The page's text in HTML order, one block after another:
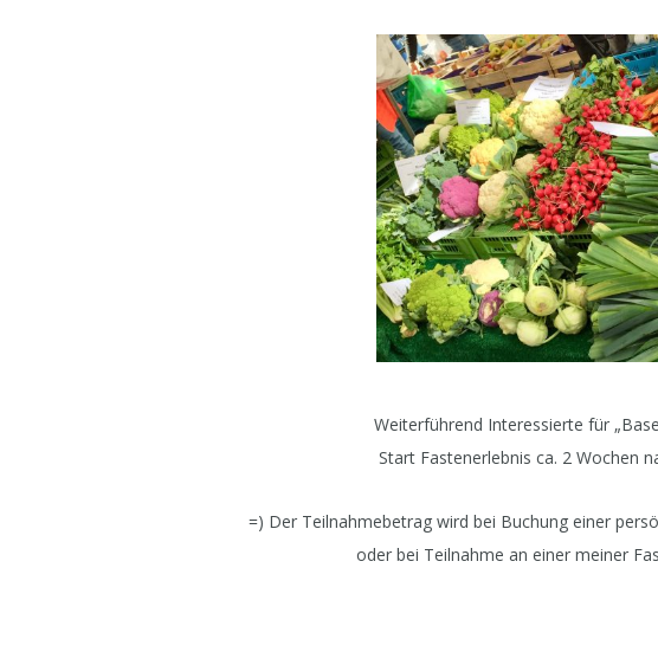
Weiterführend Interessierte für
Start Fastenerlebnis ca. 2 Wochen
=) Der Teilnahmebetrag wird bei Buchung einer
oder bei Teilnahme an einer meiner